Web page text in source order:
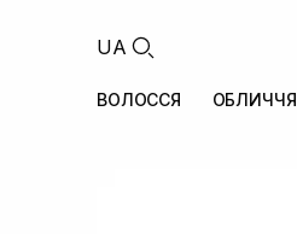
UA
ВОЛОССЯ ОБЛИЧЧЯ